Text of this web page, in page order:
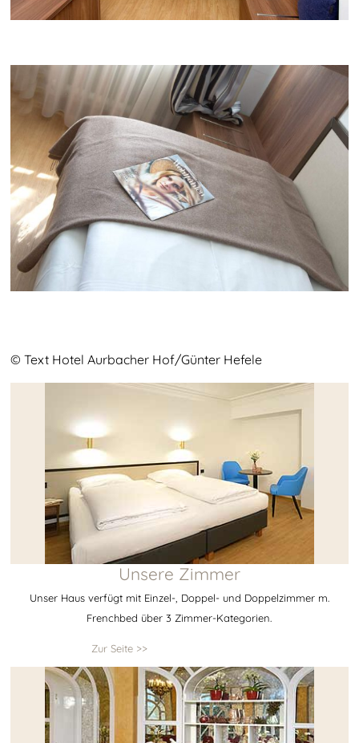
© Text Hotel Aurbacher Hof/Günter Hefele
Unsere Zimmer
Unser Haus verfügt mit Einzel-, Doppel- und Doppelzimmer m.
Frenchbed über 3 Zimmer-Kategorien.
Zur Seite >>